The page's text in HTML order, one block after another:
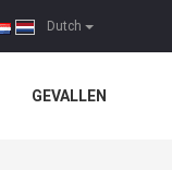
Dutch
GEVALLEN